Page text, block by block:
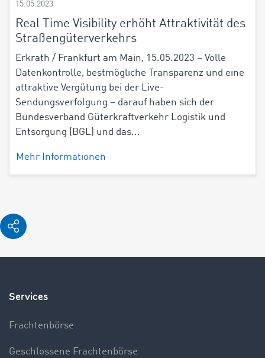
15.05.2023
Real Time Visibility erhöht Attraktivität des
Straßengüterverkehrs
Erkrath / Frankfurt am Main, 15.05.2023 – Volle
Datenkontrolle, bestmögliche Transparenz und eine
attraktive Vergütung bei der Live-
Sendungsverfolgung – darauf haben sich der
Bundesverband Güterkraftverkehr Logistik und
Entsorgung (BGL) und das...
Mehr Informationen
Services
Frachtenbörse
Geschlossene Frachtenbörse